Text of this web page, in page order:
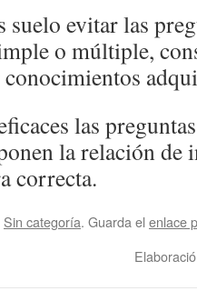
suelo evitar las
o múltiple,
las
la relación
correcta.
Sin categoría. Guarda el enlace